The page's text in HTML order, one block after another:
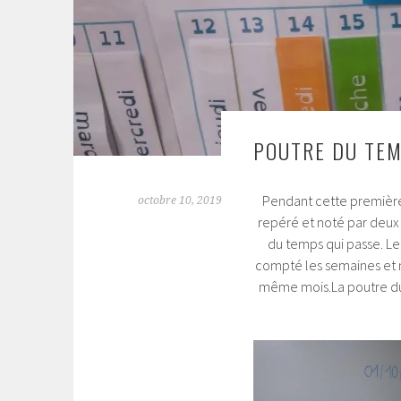
POUTRE DU
octobre 10, 2019 Pendant cette
repéré et noté par
du temps qui passe.
compté les semaines et
même mois.La poutre